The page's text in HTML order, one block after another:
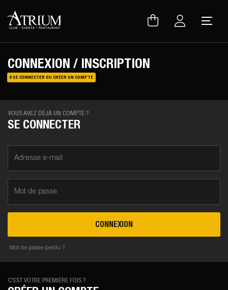
Warning: Uninitialized string offset 0 in
/var/www/vhosts/atrium.club/inc/lib/lang.lib.phpon line 150
CONNEXION / INSCRIPTION
# SE CONNECTER OU CRÉER UN COMPTE
VOUS AVEZ DÉJÀ UN COMPTE ?
SE CONNECTER
Adresse e-mail
Mot de passe
CONNEXION
Mot de passe perdu ?
C'EST VOTRE PREMIÈRE FOIS ?